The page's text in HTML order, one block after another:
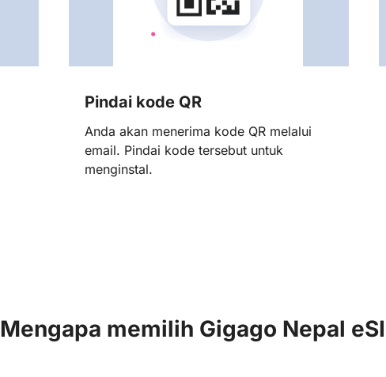
Pindai kode QR
Anda akan menerima kode QR melalui
email. Pindai kode tersebut untuk
menginstal.
Mengapa memilih Gigago Nepal